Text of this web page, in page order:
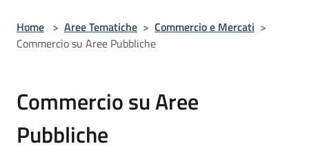
Home > Aree Tematiche > Commercio e Mercati >
Commercio su Aree Pubbliche
Commercio su Aree
Pubbliche